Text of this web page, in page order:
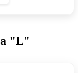
"L"